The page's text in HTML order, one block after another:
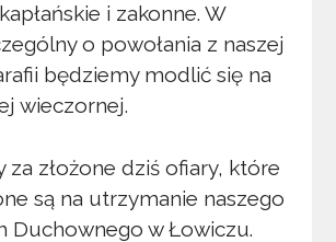
i zakonne. W
o powołania z naszej
będziemy modlić się na
wieczornej.
za złożone dziś ofiary, które
są na utrzymanie naszego
Duchownego w Łowiczu.